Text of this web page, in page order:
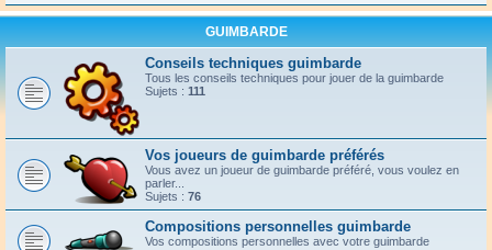
GUIMBARDE
Conseils techniques guimbarde
Tous les conseils techniques pour jouer de la guimbarde
Sujets : 111
Vos joueurs de guimbarde préférés
Vous avez un joueur de guimbarde préféré, vous voulez en
parler...
Sujets : 76
Compositions personnelles guimbarde
Vos compositions personnelles avec votre guimbarde